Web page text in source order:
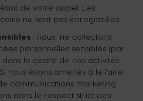
de votre appel. Les
ne sont pas enregistrées.
: nous ne collectons
personnelles sensibles (par
le cadre de nos activités
nous étions amenés à le faire
communications marketing
dans le respect strict des